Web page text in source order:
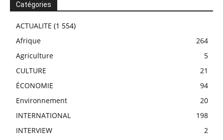
Catégories
ACTUALITE (1 554)
Afrique
264
Agriculture
5
CULTURE
21
ÉCONOMIE
94
Environnement
20
INTERNATIONAL
198
INTERVIEW
2